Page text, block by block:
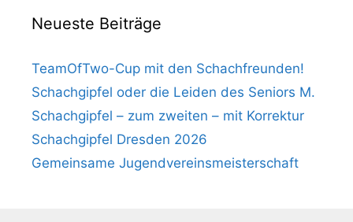
Neueste Beiträge
TeamOfTwo-Cup mit den Schachfreunden!
Schachgipfel oder die Leiden des Seniors M.
Schachgipfel – zum zweiten – mit Korrektur
Schachgipfel Dresden 2026
Gemeinsame Jugendvereinsmeisterschaft